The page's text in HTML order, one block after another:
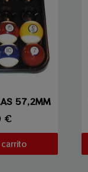
57,2MM
€